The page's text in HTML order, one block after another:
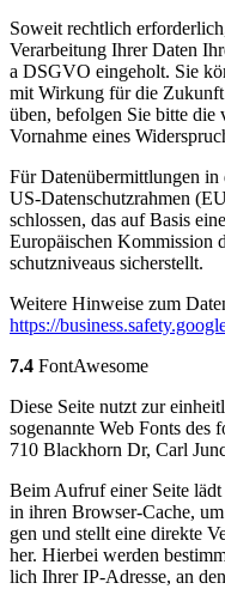
Soweit recht­lich
Ver­ar­bei­tung Ihrer Daten
a DSGVO ein­ge­holt. Sie
mit Wir­kung für die
üben, befol­gen Sie bit­te die
Vor­nah­me eines
Für Daten­über­mitt­lun­gen
US-Daten­schutz­rah­men
schlos­sen, das auf Basis
Euro­päi­schen Kom­mis­si­on
schutz­ni­veaus sicher­stellt.
Wei­te­re Hin­wei­se zum
https://​
7.4 Fon­tA­we­so­me
Die­se Sei­te nutzt zur
soge­nann­te Web Fonts des
710 Black­horn Dr, Carl
Beim Auf­ruf einer Sei­te
in ihren Brow­ser-Cache,
gen und stellt eine direk­te
her. Hier­bei wer­den
lich Ihrer IP-Adres­se, an